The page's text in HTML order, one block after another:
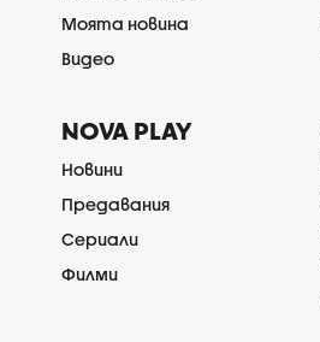
Моята новина
Видео
NOVA PLAY
Новини
Предавания
Сериали
Филми